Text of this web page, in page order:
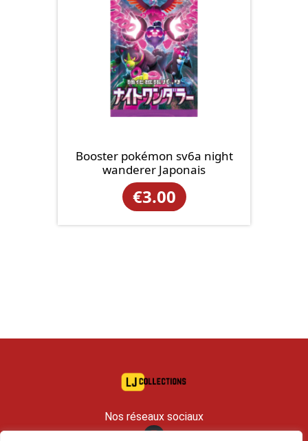
Booster pokémon sv6a night
wanderer Japonais
€3.00
Nos réseaux sociaux